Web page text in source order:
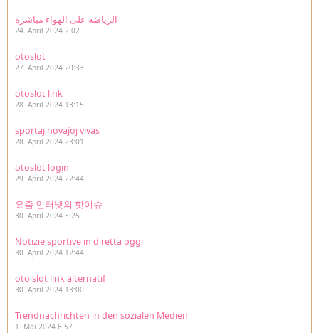
الرياضة على الهواء مباشرة
24. April 2024 2:02
otoslot
27. April 2024 20:33
otoslot link
28. April 2024 13:15
sportaj novaĵoj vivas
28. April 2024 23:01
otoslot login
29. April 2024 22:44
요즘 인터넷의 핫이슈
30. April 2024 5:25
Notizie sportive in diretta oggi
30. April 2024 12:44
oto slot link alternatif
30. April 2024 13:00
Trendnachrichten in den sozialen Medien
1. Mai 2024 6:57